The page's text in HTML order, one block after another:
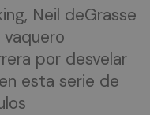
Neil deGrasse
vaquero
por desvelar
esta serie de